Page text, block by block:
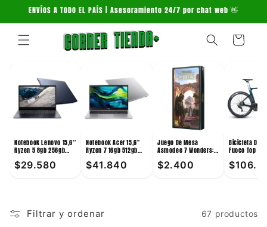
directamente
al contenido
ENVÍOS A TODO EL PAÍS | Asesoramiento 24/7 por chat web 👋
Carrito
Notebook Lenovo 15,6''
Ryzen 5 8gb 256gb
$29.580
Notebook Acer 15,6''
Ryzen 7 16gb 512gb
$41.840
Juego De Mesa
Asmodee 7 Wonders:
$2.400
Bicicleta De
Fuoco Top
Filtrar y ordenar 67 productos